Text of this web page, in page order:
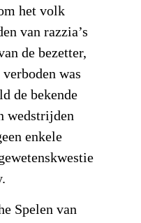
het volk
van razzia’s
de bezetter,
was
de bekende
wedstrijden
enkele
Spelen van